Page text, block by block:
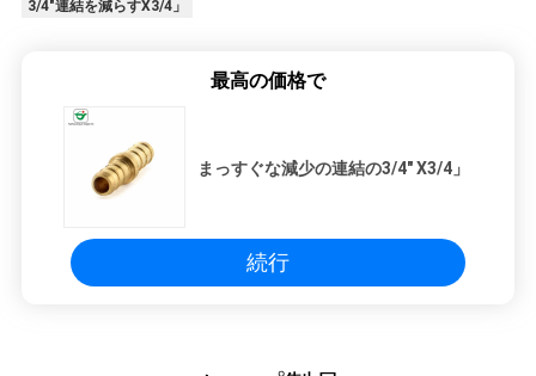
3/4"連結を減らすX3/4」
最高の価格で
まっすぐな減少の連結の3/4" X3/4」
続行